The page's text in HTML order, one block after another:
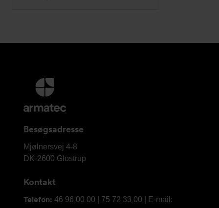
Yderligere
information
og
Besøgsadresse
Armatec
A/S
Mjølnersvej 4-8
DK-2600 Glostrup
Kontakt
Telefon: 46 96 00 00 | 75 72 33 00 | E-mail: